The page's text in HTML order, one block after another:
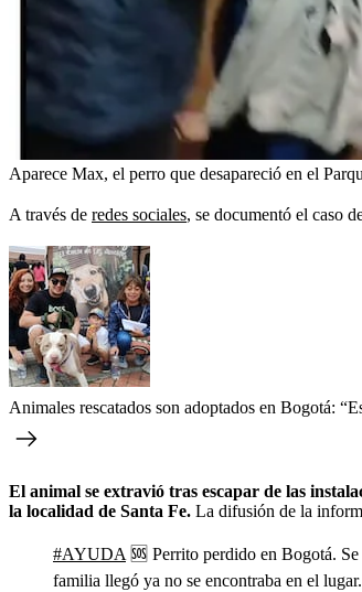
Aparece Max, el perro que desapareció en el
A través de redes sociales, se documentó el caso
Animales rescatados son adoptados en Bogotá:
El animal se extravió tras escapar de las
la localidad de Santa Fe. La difusión de la
#AYUDA 🆘️ Perrito perdido en Bogotá.
familia llegó ya no se encontraba en el